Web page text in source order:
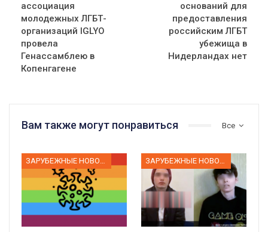
ассоциация
молодежных ЛГБТ-
организаций IGLYO
провела
Генассамблею в
Копенгагене
оснований для
предоставления
российским ЛГБТ
убежища в
Нидерландах нет
Все
Вам также могут понравиться